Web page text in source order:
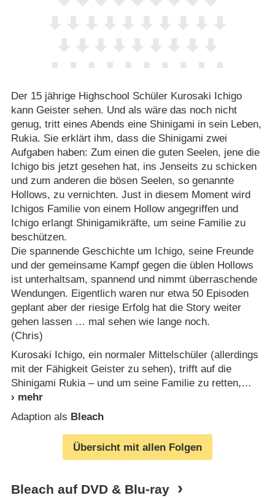
Der 15 jährige Highschool Schüler Kurosaki Ichigo
kann Geister sehen. Und als wäre das noch nicht
genug, tritt eines Abends eine Shinigami in sein Leben,
Rukia. Sie erklärt ihm, dass die Shinigami zwei
Aufgaben haben: Zum einen die guten Seelen, jene die
Ichigo bis jetzt gesehen hat, ins Jenseits zu schicken
und zum anderen die bösen Seelen, so genannte
Hollows, zu vernichten. Just in diesem Moment wird
Ichigos Familie von einem Hollow angegriffen und
Ichigo erlangt Shinigamikräfte, um seine Familie zu
beschützen.
Die spannende Geschichte um Ichigo, seine Freunde
und der gemeinsame Kampf gegen die üblen Hollows
ist unterhaltsam, spannend und nimmt überraschende
Wendungen. Eigentlich waren nur etwa 50 Episoden
geplant aber der riesige Erfolg hat die Story weiter
gehen lassen … mal sehen wie lange noch.
(Chris)
Kurosaki Ichigo, ein normaler Mittelschüler (allerdings
mit der Fähigkeit Geister zu sehen), trifft auf die
Shinigami Rukia – und um seine Familie zu retten,
Adaption als Bleach
Übersicht mit allen Folgen
Bleach auf DVD & Blu-ray